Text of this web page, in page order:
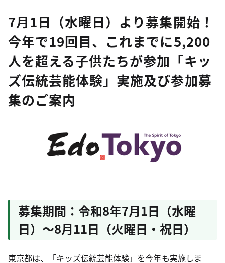
7月1日（水曜日）より募集開始！
今年で19回目、これまでに5,200
人を超える子供たちが参加「キッ
ズ伝統芸能体験」実施及び参加募
集のご案内
募集期間：令和8年7月1日（水曜
日）～8月11日（火曜日・祝日）
東京都は、「キッズ伝統芸能体験」を今年も実施しま